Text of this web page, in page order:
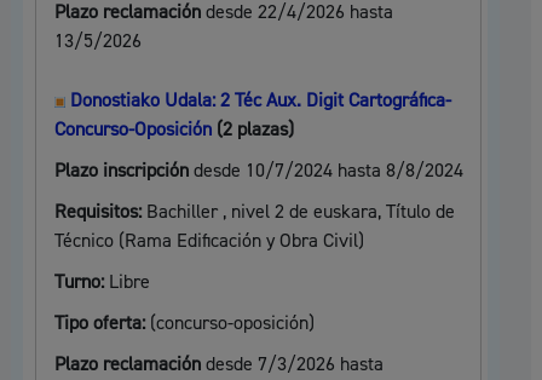
Plazo reclamacióndesde 22/4/2026 hasta
13/5/2026
Donostiako Udala: 2 Téc Aux. Digit Cartográfica-
Concurso-Oposición(2 plazas)
Plazo inscripción desde 10/7/2024 hasta 8/8/2024
Requisitos: Bachiller , nivel 2 de euskara, Título de
Técnico (Rama Edificación y Obra Civil)
Turno: Libre
Tipo oferta: (concurso-oposición)
Plazo reclamacióndesde 7/3/2026 hasta